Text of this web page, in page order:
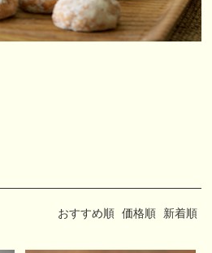
おすすめ順 価格順 新着順